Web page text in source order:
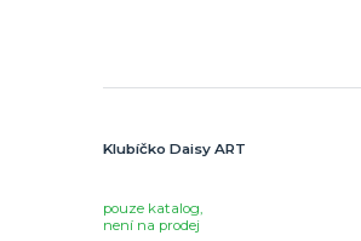
Klubíčko Daisy ART
pouze katalog,
není na prodej